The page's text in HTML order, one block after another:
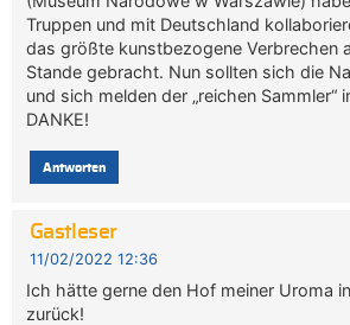
Truppen und mit Deutschland
das größte kunstbezogene Verbrechen
Stande gebracht. Nun sollten sich die
und sich melden der „reichen Sammler“
DANKE!
Antworten
Gastleser
11/02/2022 12:36
Ich hätte gerne den Hof meiner Uroma
zurück!